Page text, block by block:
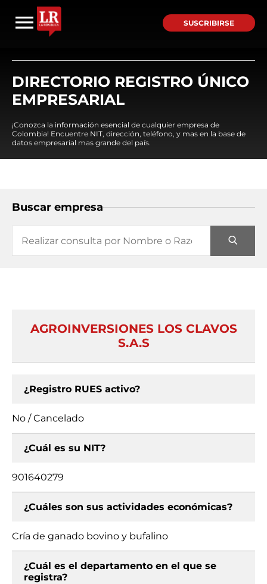
SUSCRIBIRSE
DIRECTORIO REGISTRO ÚNICO
EMPRESARIAL
¡Conozca la información esencial de cualquier empresa de
Colombia! Encuentre NIT, dirección, teléfono, y mas en la base de
datos empresarial mas grande del país.
Buscar empresa
AGROINVERSIONES LOS CLAVOS
S.A.S
¿Registro RUES activo?
No / Cancelado
¿Cuál es su NIT?
901640279
¿Cuáles son sus actividades económicas?
Cría de ganado bovino y bufalino
¿Cuál es el departamento en el que se
registra?